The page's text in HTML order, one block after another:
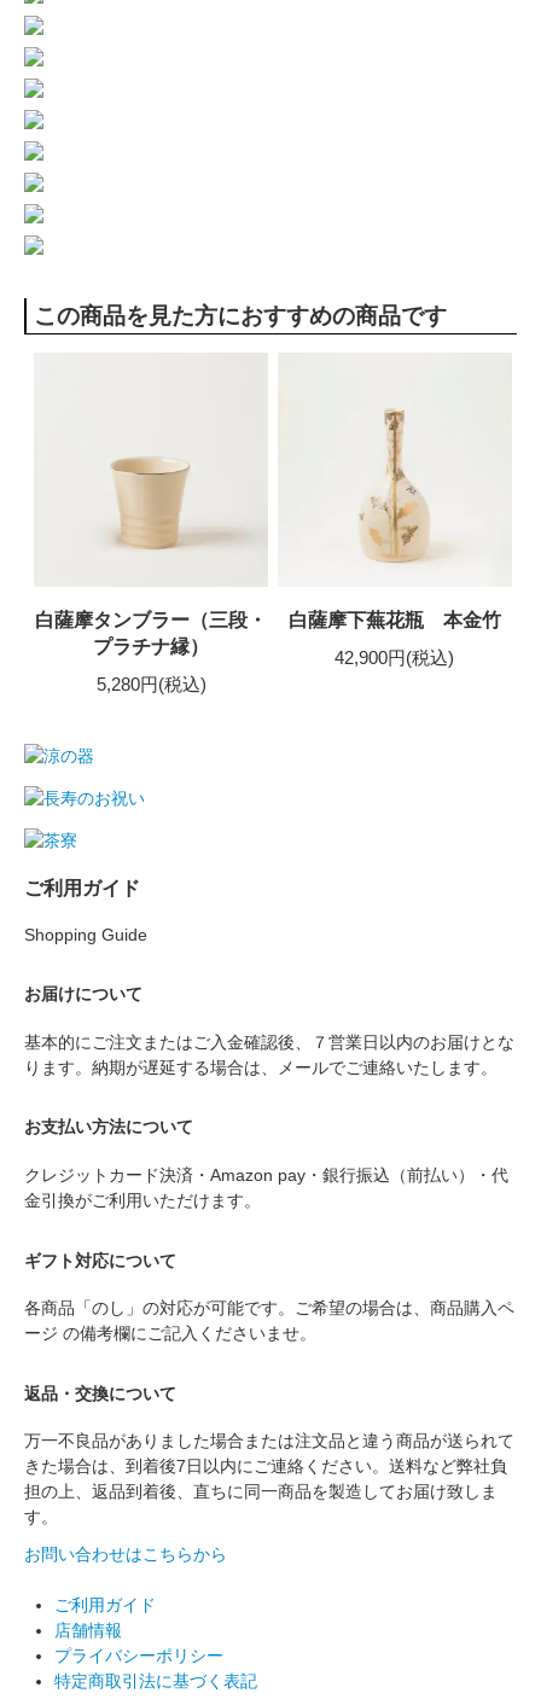
この商品を見た方におすすめの商品です
白薩摩タンブラー（三段・
プラチナ縁）
5,280円(税込)
白薩摩下蕪花瓶 本金竹
42,900円(税込)
ご利用ガイド
Shopping Guide
お届けについて
基本的にご注文またはご入金確認後、７営業日以内のお届けとな
ります。納期が遅延する場合は、メールでご連絡いたします。
お支払い方法について
クレジットカード決済・Amazon pay・銀行振込（前払い）・代
金引換がご利用いただけます。
ギフト対応について
各商品「のし」の対応が可能です。ご希望の場合は、商品購入ペ
ージ の備考欄にご記入くださいませ。
返品・交換について
万一不良品がありました場合または注文品と違う商品が送られて
きた場合は、到着後7日以内にご連絡ください。送料など弊社負
担の上、返品到着後、直ちに同一商品を製造してお届け致しま
す。
お問い合わせはこちらから
ご利用ガイド
店舗情報
プライバシーポリシー
特定商取引法に基づく表記